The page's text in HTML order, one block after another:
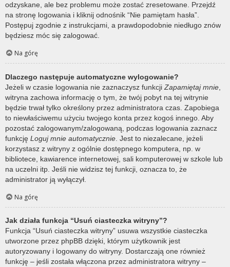
odzyskane, ale bez problemu może zostać zresetowane. Przejdź
na stronę logowania i kliknij odnośnik “Nie pamiętam hasła”.
Postępuj zgodnie z instrukcjami, a prawdopodobnie niedługo znów
będziesz móc się zalogować.
Na górę
Dlaczego następuje automatyczne wylogowanie?
Jeżeli w czasie logowania nie zaznaczysz funkcji Zapamiętaj mnie
witryna zachowa informację o tym, że twój pobyt na tej witrynie
będzie trwał tylko określony przez administratora czas. Zapobiega
to niewłaściwemu użyciu twojego konta przez kogoś innego. Aby
pozostać zalogowanym/zalogowaną, podczas logowania zaznacz
funkcję Loguj mnie automatycznie . Jest to niezalecane, jeżeli
korzystasz z witryny z ogólnie dostępnego komputera, np. w
bibliotece, kawiarence internetowej, sali komputerowej w szkole lub
na uczelni itp. Jeśli nie widzisz tej funkcji, oznacza to, że
administrator ją wyłączył.
Na górę
Jak działa funkcja “Usuń ciasteczka witryny”?
Funkcja “Usuń ciasteczka witryny” usuwa wszystkie ciasteczka
utworzone przez phpBB dzięki, którym użytkownik jest
autoryzowany i logowany do witryny. Dostarczają one również
funkcję – jeśli została włączona przez administratora witryny –